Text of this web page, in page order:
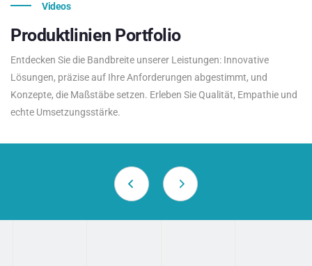
Videos
Produktlinien Portfolio
Entdecken Sie die Bandbreite unserer Leistungen: Innovative
Lösungen, präzise auf Ihre Anforderungen abgestimmt, und
Konzepte, die Maßstäbe setzen. Erleben Sie Qualität, Empathie und
echte Umsetzungsstärke.